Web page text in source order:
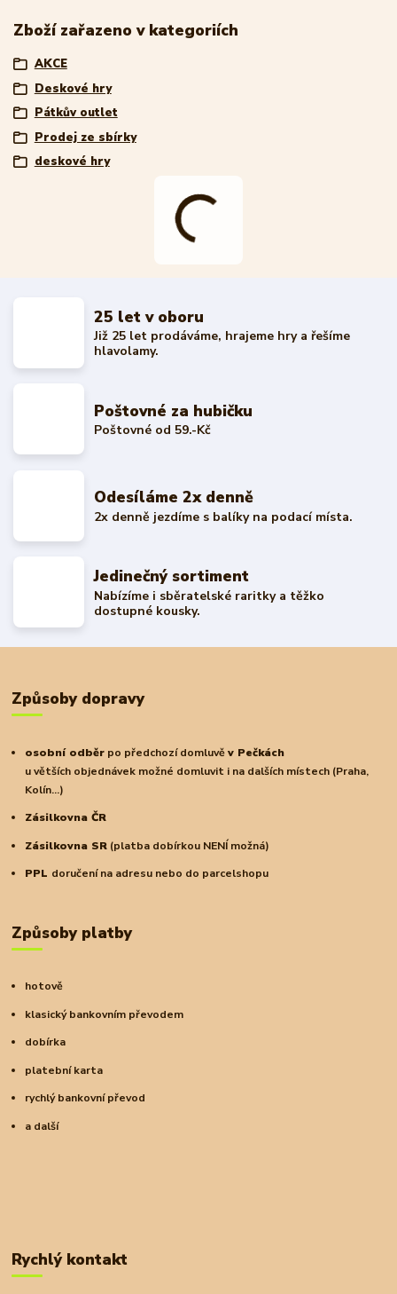
Zboží zařazeno v kategoriích
AKCE
Deskové hry
Pátkův outlet
Prodej ze sbírky
deskové hry
25 let v oboru
Již 25 let prodáváme, hrajeme hry a řešíme
hlavolamy.
Poštovné za hubičku
Poštovné od 59.-Kč
Odesíláme 2x denně
2x denně jezdíme s balíky na podací místa.
Jedinečný sortiment
Nabízíme i sběratelské raritky a těžko
dostupné kousky.
Způsoby dopravy
osobní odběr po předchozí domluvěv Pečkách
u větších objednávek možné domluvit i na dalších místech (Praha,
Kolín...)
Zásilkovna ČR
Zásilkovna SR (platba dobírkou NENÍ možná)
PPL doručení na adresu nebo do parcelshopu
Způsoby platby
hotově
klasický bankovním převodem
dobírka
platební karta
rychlý bankovní převod
a další
Rychlý kontakt